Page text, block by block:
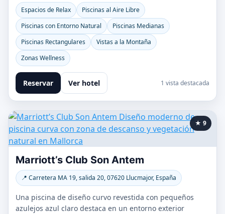
Espacios de Relax
Piscinas al Aire Libre
Piscinas con Entorno Natural
Piscinas Medianas
Piscinas Rectangulares
Vistas a la Montaña
Zonas Wellness
Reservar Ver hotel 1 vista destacada
★ 9
Marriott’s Club Son Antem
📍 Carretera MA 19, salida 20, 07620 Llucmajor, España
Una piscina de diseño curvo revestida con pequeños
azulejos azul claro destaca en un entorno exterior